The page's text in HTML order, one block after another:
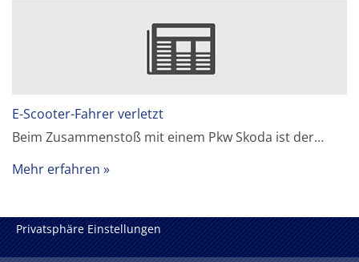
E-Scooter-Fahrer verletzt
Beim Zusammenstoß mit einem Pkw Skoda ist der…
Mehr erfahren
Privatsphäre Einstellungen